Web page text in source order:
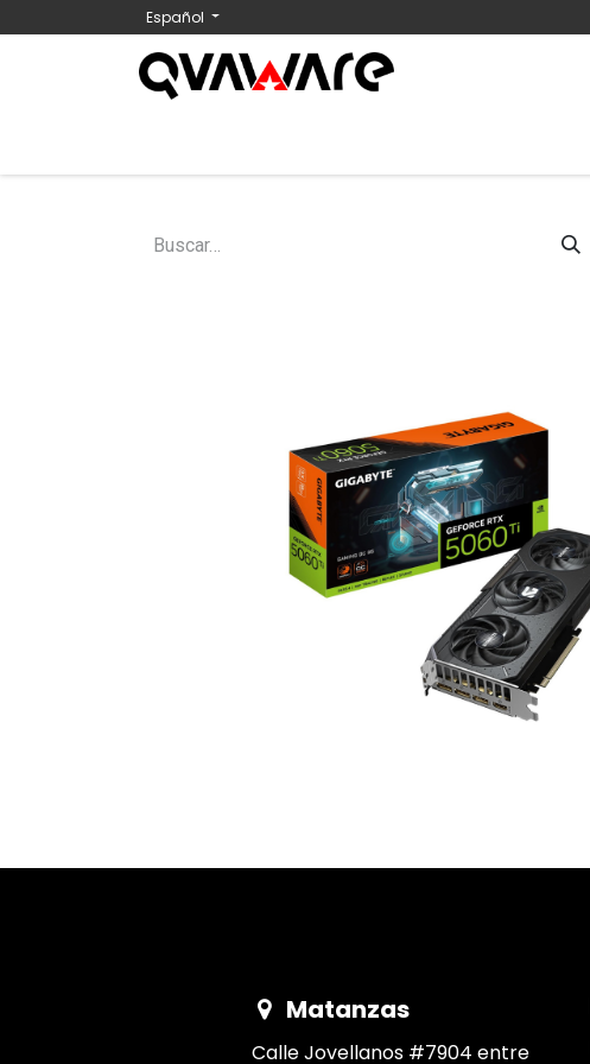
Español
​Matanzas
Calle Jovellanos #7904 entre